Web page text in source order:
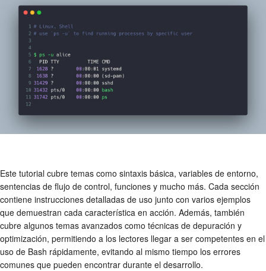
Este tutorial cubre temas como sintaxis básica, variables de entorno,
sentencias de flujo de control, funciones y mucho más. Cada sección
contiene instrucciones detalladas de uso junto con varios ejemplos
que demuestran cada característica en acción. Además, también
cubre algunos temas avanzados como técnicas de depuración y
optimización, permitiendo a los lectores llegar a ser competentes en el
uso de Bash rápidamente, evitando al mismo tiempo los errores
comunes que pueden encontrar durante el desarrollo.